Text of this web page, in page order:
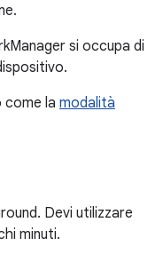
si occupa di
come la modalità
Devi utilizzare
minuti.